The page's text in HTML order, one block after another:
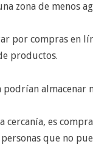
zona de menos
por compras en
productos.
cercanía, es
que no